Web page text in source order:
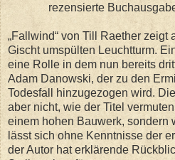
rezensierte
„Fallwind“ von Till Raether zeigt
Gischt umspülten Leuchtturm.
eine Rolle in dem nun bereits
Adam Danowski, der zu den
Todesfall hinzugezogen wird.
aber nicht, wie der Titel
einem hohen Bauwerk, sondern
lässt sich ohne Kenntnisse der
der Autor hat erklärende